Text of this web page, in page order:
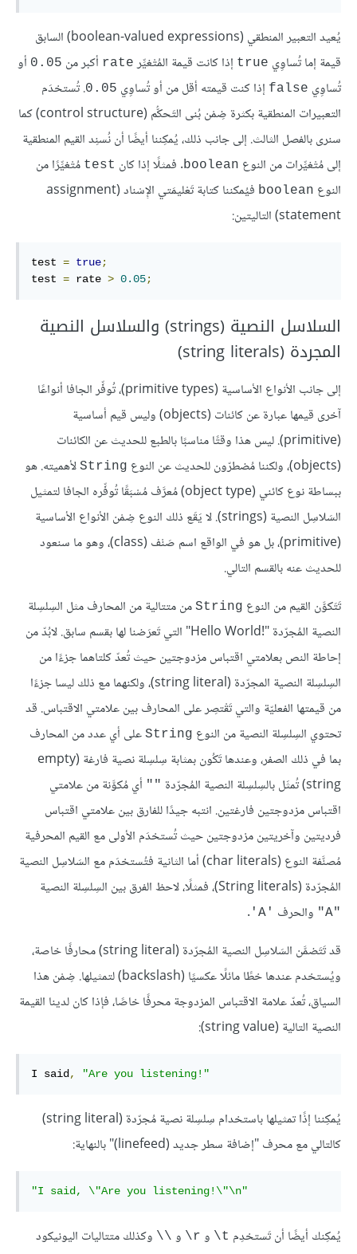
يُعيد التعبير المنطقي (boolean-valued expressions) السابق
قيمة إما تُساوِي true إذا كانت قيمة المُتْغيِّر rate أكبر من 0.05 أو
تُساوِي false إذا كنت قيمته أقل من أو تُساوِي 0.05. تُستخدَم
التعبيرات المنطقية بكثرة ضِمْن بُنى التَحكُّم (control structure) كما
سنرى بالفصل الثالث. إلى جانب ذلك، يُمكِننا أيضًا أن نُسنِد القيم المنطقية
إلى مُتْغيِّرات من النوع boolean. فمثلًا إذا كان test مُتْغيِّرًا من
النوع boolean
فيُمكننا كتابة تَعْليمَتي الإِسْناد (assignment
statement) التاليتين:
test = true;
test = rate > 0.05;
السلاسل النصية (strings) والسلاسل النصية
المجردة (string literals)
إلى جانب الأنواع الأساسية (primitive types)، تُوفِّر الجافا أنواعًا
آخرى قيمها عبارة عن كائنات (objects) وليس قيم أساسية
(primitive). ليس هذا وقتًا مناسبًا بالطبع للحديث عن الكائنات
(objects)، ولكننا مُضطرّون للحديث عن النوع
String لأهميته. هو
ببساطة نوع كائني (object type) مُعرَّف مُسْبَقًا تُوفِّره الجافا لتمثيل
السَلاسِل النصية (strings). لا يَقَع ذلك النوع ضِمْن الأنواع الأساسية
(primitive)، بل هو في الواقع اسم صَنْف (class)، وهو ما سنعود
للحديث عنه بالقسم التالي.
تَتَكوَّن القيم من النوع String من متتالية من المحارف مثل السِلسِلة
النصية المُجرّدة "Hello World!‎" التي تَعرَضنا لها بقسم سابق. لابُدّ من
إحاطة النص بعلامتي اقتباس مزدوجتين حيث تُعدّ كلتاهما جزءًا من
السِلسِلة النصية المجرّدة (string literal)، ولكنهما مع ذلك ليسا جزءًا
من قيمتها الفعليّة والتي تَقْتصِر على المحارف بين علامتي الاقتباس. قد
تحتوي السِلسِلة النصية من النوع String على أي عدد من المحارف
بما في ذلك الصفر، وعندها تَكُون بمثابة سِلسِلة نصية فارغة (empty
string) تُمثَل بالسِلسِلة النصية المُجرّدة
"" أي مُكوَّنة من علامتي
اقتباس مزدوجتين فارغتين. انتبه جيدًا للفارق بين علامتي اقتباس
فرديتين وآخريتين مزدوجتين حيث تُستخدَم الأولى مع القيم المحرفية
مُصنَّفة النوع (char literals) أما الثانية فتُستخدَم مع السَلاسِل النصية
المُجرّدة (String literals)، فمثلًا، لاحظ الفرق بين السِلسِلة النصية
"A" والحرف 'A'
.
قد تَتَضمَّن السَلاسِل النصية المُجرّدة (string literal) محارفًا خاصة،
ويُستخدم عندها خطًا مائلًا عكسيًا (backslash) لتمثيلها. ضِمْن هذا
السياق، تُعدّ علامة الاقتباس المزدوجة محرفًا خاصًا، فإذا كان لدينا القيمة
النصية التالية (string value):
I said , "Are you listening!"
يُمكِننا إذًا تمثيلها باستخدام سِلسِلة نصية مُجرّدة (string literal)
كالتالي مع محرف "إضافة سطر جديد (linefeed)" بالنهاية:
"I said, \"Are you listening!\"\n"
يُمكِنك أيضًا أن تَستخدِم ‎\t و ‎\r و \\ وكذلك متتاليات اليونيكود